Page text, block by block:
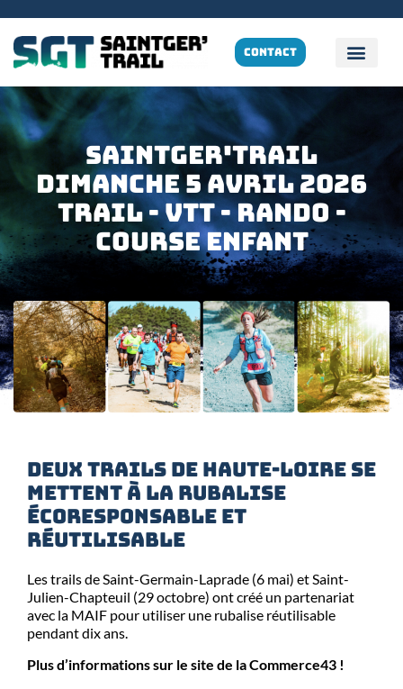
CONTACT
SAINTGER'TRAIL
Dimanche 5 Avril 2026
TRAIL - VTT - rando -
cOURSE ENFANT
Deux trails de Haute-Loire se
mettent à la rubalise
écoresponsable et
réutilisable
Les trails de Saint-Germain-Laprade (6 mai) et Saint-
Julien-Chapteuil (29 octobre) ont créé un partenariat
avec la MAIF pour utiliser une rubalise réutilisable
pendant dix ans.
Plus d’informations sur le site de la Commerce43 !